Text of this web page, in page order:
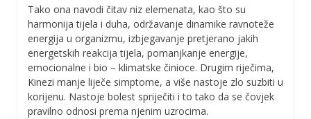
Tako ona navodi čitav niz elemenata, kao što su
harmonija tijela i duha, održavanje dinamike ravnoteže
energija u organizmu, izbjegavanje pretjerano jakih
energetskih reakcija tijela, pomanjkanje energije,
emocionalne i bio – klimatske činioce. Drugim riječima,
Kinezi manje liječe simptome, a više nastoje zlo suzbiti u
korijenu. Nastoje bolest spriječiti i to tako da se čovjek
pravilno odnosi prema njenim uzrocima.